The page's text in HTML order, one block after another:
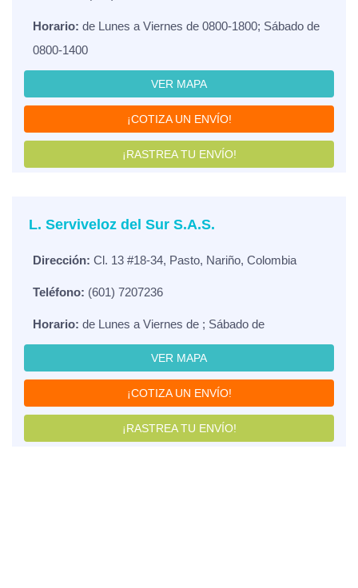
Horario: de Lunes a Viernes de 0800-1800; Sábado de
0800-1400
VER MAPA
¡COTIZA UN ENVÍO!
¡RASTREA TU ENVÍO!
L. Serviveloz del Sur S.A.S.
Dirección: Cl. 13 #18-34, Pasto, Nariño, Colombia
Teléfono: (601) 7207236
Horario: de Lunes a Viernes de ; Sábado de
VER MAPA
¡COTIZA UN ENVÍO!
¡RASTREA TU ENVÍO!